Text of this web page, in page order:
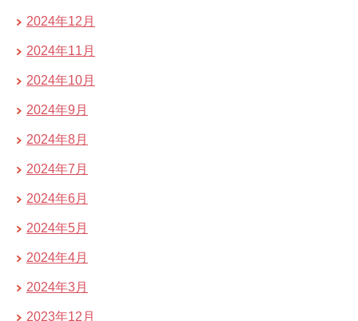
2024年12月
2024年11月
2024年10月
2024年9月
2024年8月
2024年7月
2024年6月
2024年5月
2024年4月
2024年3月
2023年12月